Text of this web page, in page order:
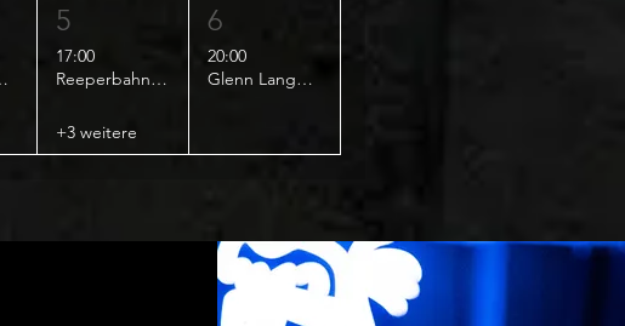
Club
5
17:00
Reeperbahn Comedy Club - Early Show
+3 weitere
6
20:00
Glenn Langhorst - Glenntastic